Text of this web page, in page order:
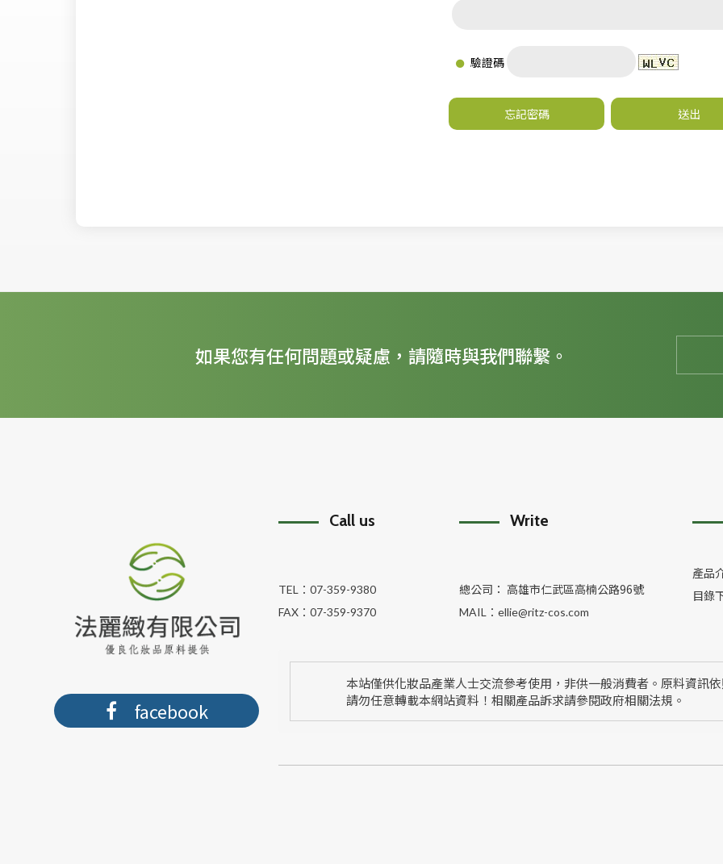
驗證碼
忘記密碼 送出
如果您有任何問題或疑慮，請隨時與我們聯繫。
facebook
Call us
TEL：07-359-9380
FAX：07-359-9370
Write
總公司： 高雄市仁武區高楠公路96號
MAIL： ellie@ritz-cos.com
產品
目錄
本站僅供化妝品產業人士交流參考使用，非供一般消費者。原料資訊
請勿任意轉載本網站資料！相關產品訴求請參閱政府相關法規。